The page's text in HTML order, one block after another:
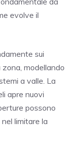
evolve il
sui
modellando
a valle. La
apre nuovi
possono
limitare la